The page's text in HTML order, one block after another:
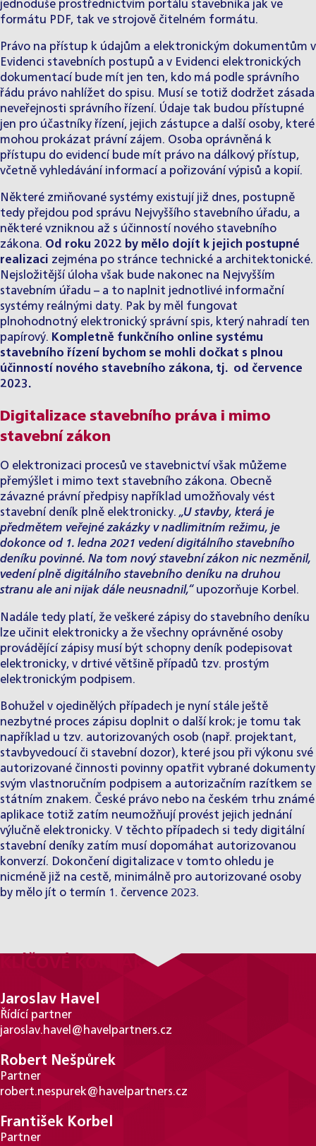
jednoduše prostřednictvím portálu stavebníka jak ve
formátu PDF, tak ve strojově čitelném formátu.
Právo na přístup k údajům a elektronickým dokumentům v
Evidenci stavebních postupů a v Evidenci elektronických
dokumentací bude mít jen ten, kdo má podle správního
řádu právo nahlížet do spisu. Musí se totiž dodržet zásada
neveřejnosti správního řízení. Údaje tak budou přístupné
jen pro účastníky řízení, jejich zástupce a další osoby, které
mohou prokázat právní zájem. Osoba oprávněná k
přístupu do evidencí bude mít právo na dálkový přístup,
včetně vyhledávání informací a pořizování výpisů a kopií.
Některé zmiňované systémy existují již dnes, postupně
tedy přejdou pod správu Nejvyššího stavebního úřadu, a
některé vzniknou až s účinností nového stavebního
zákona. Od roku 2022 by mělo dojít k jejich postupné
realizaci zejména po stránce technické a architektonické.
Nejsložitější úloha však bude nakonec na Nejvyšším
stavebním úřadu – a to naplnit jednotlivé informační
systémy reálnými daty. Pak by měl fungovat
plnohodnotný elektronický správní spis, který nahradí ten
papírový. Kompletně funkčního online systému
stavebního řízení bychom se mohli dočkat s plnou
účinností nového stavebního zákona, tj. od července
2023.
Digitalizace stavebního práva i mimo
stavební zákon
O elektronizaci procesů ve stavebnictví však můžeme
přemýšlet i mimo text stavebního zákona. Obecně
závazné právní předpisy například umožňovaly vést
stavební deník plně elektronicky.„U stavby, která je
předmětem veřejné zakázky v nadlimitním režimu, je
dokonce od 1. ledna 2021 vedení digitálního stavebního
deníku povinné. Na tom nový stavební zákon nic nezměnil,
vedení plně digitálního stavebního deníku na druhou
stranu ale ani nijak dále neusnadnil,“ upozorňuje Korbel.
Nadále tedy platí, že veškeré zápisy do stavebního deníku
lze učinit elektronicky a že všechny oprávněné osoby
provádějící zápisy musí být schopny deník podepisovat
elektronicky, v drtivé většině případů tzv. prostým
elektronickým podpisem.
Bohužel v ojedinělých případech je nyní stále ještě
nezbytné proces zápisu doplnit o další krok; je tomu tak
například u tzv. autorizovaných osob (např. projektant,
stavbyvedoucí či stavební dozor), které jsou při výkonu své
autorizované činnosti povinny opatřit vybrané dokumenty
svým vlastnoručním podpisem a autorizačním razítkem se
státním znakem. České právo nebo na českém trhu známé
aplikace totiž zatím neumožňují provést jejich jednání
výlučně elektronicky. V těchto případech si tedy digitální
stavební deníky zatím musí dopomáhat autorizovanou
konverzí. Dokončení digitalizace v tomto ohledu je
nicméně již na cestě, minimálně pro autorizované osoby
by mělo jít o termín 1. července 2023.
KLÍČOVÉ KONTAKTY
Jaroslav Havel
Řídící partner
jaroslav.havel@havelpartners.cz
Robert Nešpůrek
Partner
robert.nespurek@havelpartners.cz
František Korbel
Partner